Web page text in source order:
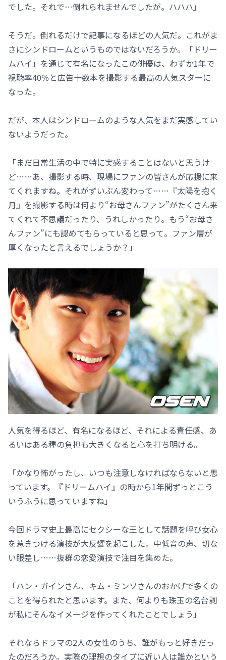
でした。それで…倒れられませんでしたが。ハハハ」
そうだ。倒れるだけで記事になるほどの人気だ。これがま
さにシンドロームというものではないだろうか。「ドリー
ムハイ」を通じて有名になったこの俳優は、わずか1年で
視聴率40％と広告十数本を撮影する最高の人気スターに
なった。
だが、本人はシンドロームのような人気をまだ実感してい
ないようだった。
「まだ日常生活の中で特に実感することはないと思うけ
ど……あ、撮影する時、現場にファンの皆さんが応援に来
てくれますね。それがずいぶん変わって……『太陽を抱く
月』を撮影する時は何より“お母さんファン”がたくさん来
てくれて不思議だったり、うれしかったり。もう“お母さ
んファン”にも認めてもらっていると思って。ファン層が
厚くなったと言えるでしょうか？」
人気を得るほど、有名になるほど、それによる責任感、あ
るいはある種の負担も大きくなると心を打ち明ける。
「かなり怖がったし、いつも注意しなければならないと思
っています。『ドリームハイ』の時から1年間ずっとこう
いうふうに思っていますね」
今回ドラマ史上最高にセクシーな王として話題を呼び女心
を惹きつける演技が大反響を起こした。中低音の声、切な
い眼差し……抜群の恋愛演技で注目を集めた。
「ハン・ガインさん、キム・ミンソさんのおかげで多くの
ことを得られたと思います。また、何よりも珠玉の名台詞
が私にそんなイメージを作ってくれたことでしょう」
それならドラマの2人の女性のうち、誰がもっと好きだっ
たのだろうか。実際の理想のタイプに近い人は誰かという